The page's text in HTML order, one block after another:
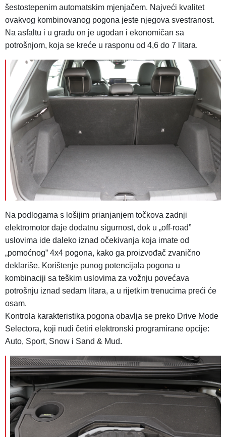
šestostepenim automatskim mjenjačem. Najveći kvalitet
ovakvog kombinovanog pogona jeste njegova svestranost.
Na asfaltu i u gradu on je ugodan i ekonomičan sa
potrošnjom, koja se kreće u rasponu od 4,6 do 7 litara.
Na podlogama s lošijim prianjanjem točkova zadnji
elektromotor daje dodatnu sigurnost, dok u „off-road”
uslovima ide daleko iznad očekivanja koja imate od
„pomoćnog” 4x4 pogona, kako ga proizvođač zvanično
deklariše. Korištenje punog potencijala pogona u
kombinaciji sa teškim uslovima za vožnju povećava
potrošnju iznad sedam litara, a u rijetkim trenucima preći će
osam.
Kontrola karakteristika pogona obavlja se preko Drive Mode
Selectora, koji nudi četiri elektronski programirane opcije:
Auto, Sport, Snow i Sand & Mud.